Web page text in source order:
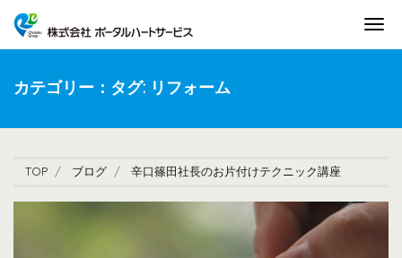
カテゴリー：タグ: リフォーム
TOP ブログ 辛口篠田社長のお片付けテクニック講座